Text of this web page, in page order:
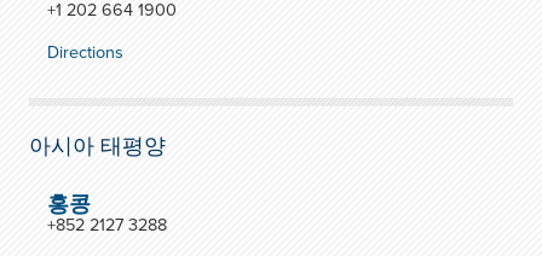
+1 202 664 1900
Directions
아시아 태평양
홍콩
+852 2127 3288